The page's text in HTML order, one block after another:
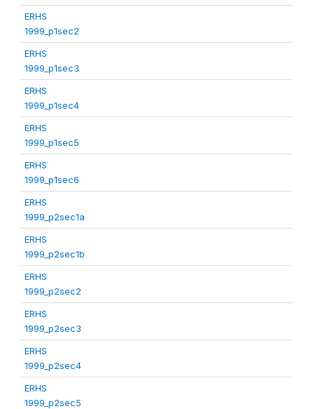
ERHS
1999_p1sec2
ERHS
1999_p1sec3
ERHS
1999_p1sec4
ERHS
1999_p1sec5
ERHS
1999_p1sec6
ERHS
1999_p2sec1a
ERHS
1999_p2sec1b
ERHS
1999_p2sec2
ERHS
1999_p2sec3
ERHS
1999_p2sec4
ERHS
1999_p2sec5